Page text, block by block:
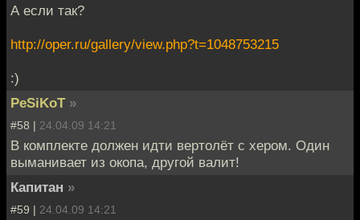
А если так?
http://oper.ru/gallery/view.php?t=1048753215
:)
PeSiKoT »
#58 | 24.04.09 14:21
В комплекте должен идти вертолёт с хером. Один
выманивает из окопа, другой валит!
Капитан »
#59 | 24.04.09 14:21